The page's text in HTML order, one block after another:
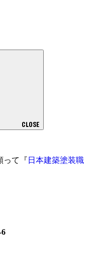
CLOSE
って『 日本建築塗装職